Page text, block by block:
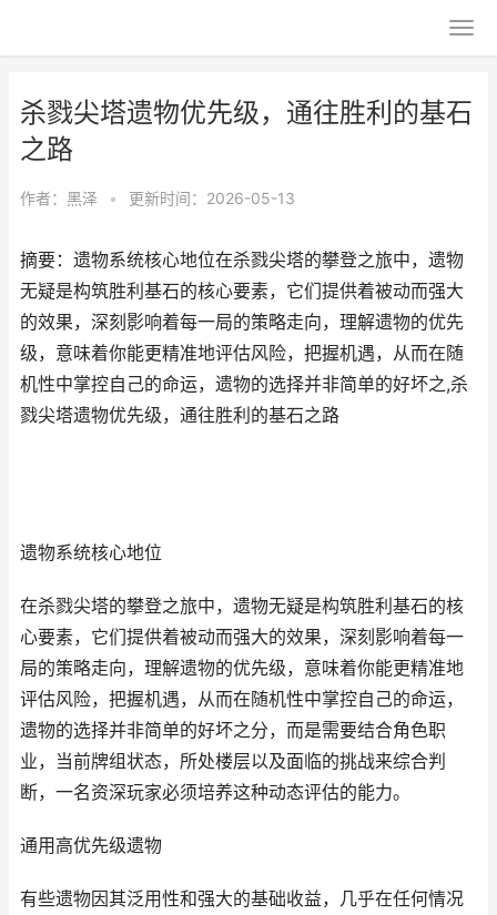
杀戮尖塔遗物优先级，通往胜利的基石
之路
作者： 黑泽 • 更新时间：2026-05-13
摘要：遗物系统核心地位在杀戮尖塔的攀登之旅中，遗物
无疑是构筑胜利基石的核心要素，它们提供着被动而强大
的效果，深刻影响着每一局的策略走向，理解遗物的优先
级，意味着你能更精准地评估风险，把握机遇，从而在随
机性中掌控自己的命运，遗物的选择并非简单的好坏之,杀
戮尖塔遗物优先级，通往胜利的基石之路
遗物系统核心地位
在杀戮尖塔的攀登之旅中，遗物无疑是构筑胜利基石的核
心要素，它们提供着被动而强大的效果，深刻影响着每一
局的策略走向，理解遗物的优先级，意味着你能更精准地
评估风险，把握机遇，从而在随机性中掌控自己的命运，
遗物的选择并非简单的好坏之分，而是需要结合角色职
业，当前牌组状态，所处楼层以及面临的挑战来综合判
断，一名资深玩家必须培养这种动态评估的能力。
通用高优先级遗物
有些遗物因其泛用性和强大的基础收益，几乎在任何情况